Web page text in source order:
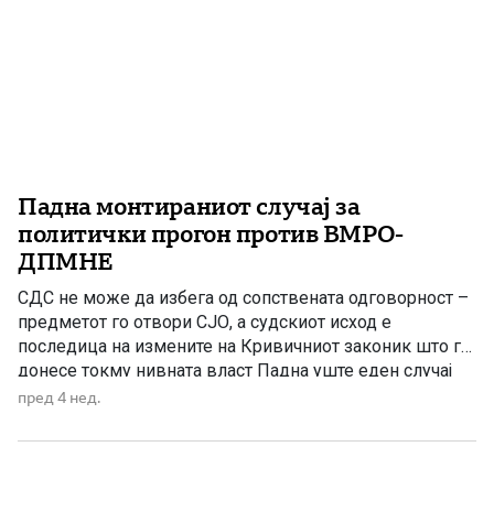
Падна монтираниот случај за
политички прогон против ВМРО-
ДПМНЕ
СДС не може да избега од сопствената одговорност –
предметот го отвори СЈО, а судскиот исход е
последица на измените на Кривичниот законик што ги
донесе токму нивната власт Падна уште еден случај
што со години беше користен како инструмент за
обидува СДС да ја префрли вината […]
пред 4 нед.